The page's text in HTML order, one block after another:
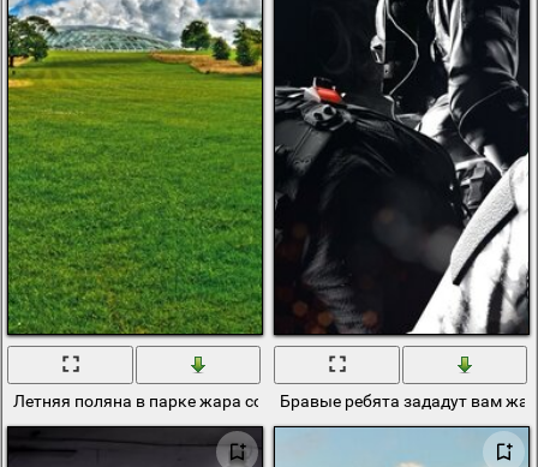
Летняя поляна в парке жара солнце зеленая трава
Бравые ребята зададут вам